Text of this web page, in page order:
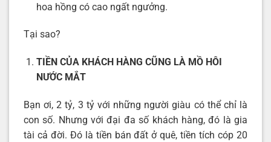
hoa hồng có cao ngất ngưởng.
Tại sao?
TIỀN CỦA KHÁCH HÀNG CŨNG LÀ MỒ HÔI
NƯỚC MẮT
Bạn ơi, 2 tỷ, 3 tỷ với những người giàu có thể chỉ là
con số. Nhưng với đại đa số khách hàng, đó là gia
tài cả đời. Đó là tiền bán đất ở quê, tiền tích cóp 20